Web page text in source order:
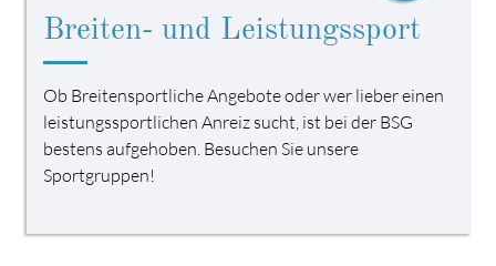
Breiten- und Leistungssport
Ob Breitensportliche Angebote oder wer lieber einen
leistungssportlichen Anreiz sucht, ist bei der BSG
bestens aufgehoben. Besuchen Sie unsere
Sportgruppen!